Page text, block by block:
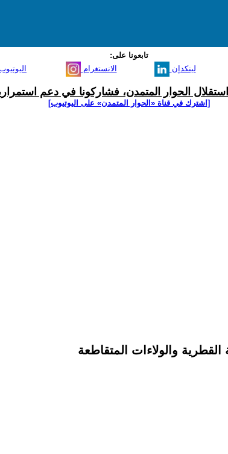
تابعونا على:
الانستغرام لينكدإن
الحوار المتمدن، فشاركونا في دعم
[اشترك في قناة ‫«الحوار المتمدن» على اليوتيوب]
والولاءات المتقاطعة